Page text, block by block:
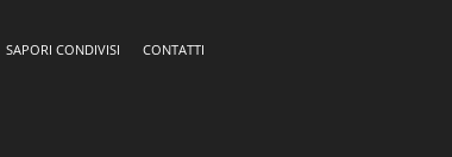
SAPORI CONDIVISI
CONTATTI